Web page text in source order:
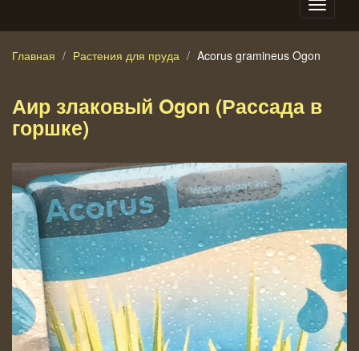
Главная Растения для пруда Acorus gramineus Ogon
Аир злаковый Ogon (Рассада в
горшке)